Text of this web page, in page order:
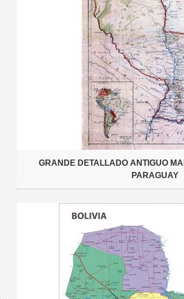
GRANDE DETALLADO ANTIGUO
PARAGUAY